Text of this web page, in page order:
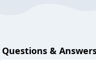
Questions &